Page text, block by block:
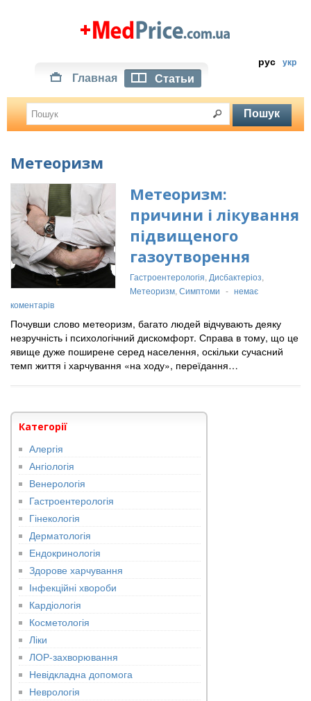
рус укр
Главная Статьи
Метеоризм
Метеоризм:
причини і лікування
підвищеного
газоутворення
Гастроентерологія, Дисбактеріоз,
Метеоризм, Симптоми - немає
коментарів
Почувши слово метеоризм, багато людей відчувають деяку
незручність і психологічний дискомфорт. Справа в тому, що це
явище дуже поширене серед населення, оскільки сучасний
темп життя і харчування «на ходу», переїдання…
Категорії
Алергія
Ангіологія
Венерологія
Гастроентерологія
Гінекологія
Дерматологія
Ендокринологія
Здорове харчування
Інфекційні хвороби
Кардіологія
Косметологія
Ліки
ЛОР-захворювання
Невідкладна допомога
Неврологія